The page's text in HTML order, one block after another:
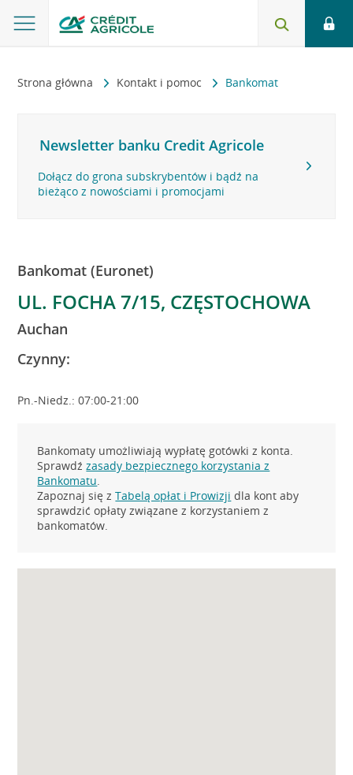
Strona główna Kontakt i pomoc Bankomat
Newsletter banku Credit Agricole
Dołącz do grona subskrybentów i bądź na
bieżąco z nowościami i promocjami
Bankomat (Euronet)
UL. FOCHA 7/15, CZĘSTOCHOWA
Auchan
Czynny:
Pn.-Niedz.: 07:00-21:00
Bankomaty umożliwiają wypłatę gotówki z konta.
Sprawdźzasady bezpiecznego korzystania z
Bankomatu.
Zapoznaj się zTabelą opłat i Prowizji dla kont aby
sprawdzić opłaty związane z korzystaniem z
bankomatów.